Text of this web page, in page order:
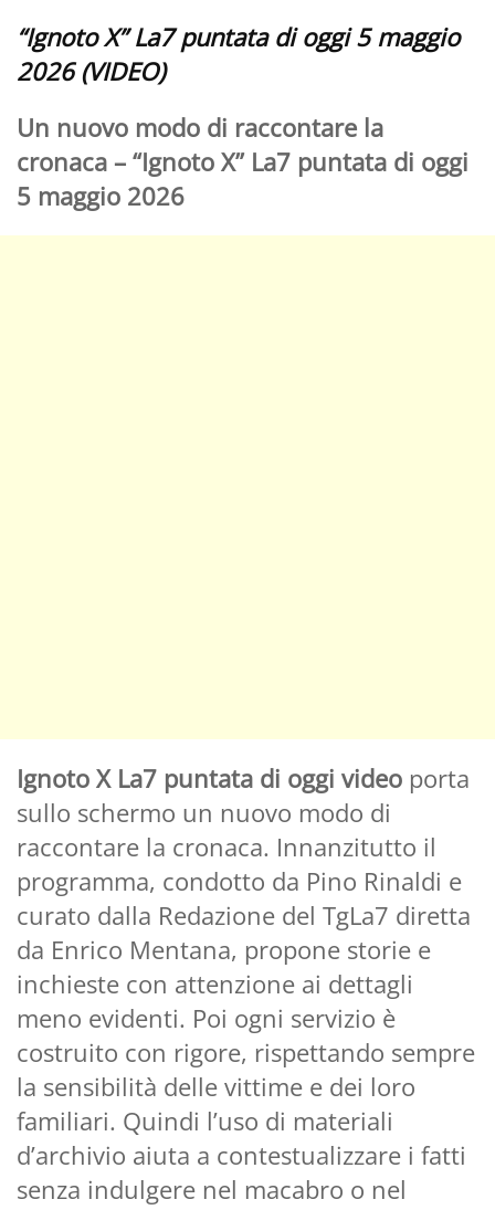
“Ignoto X” La7 puntata di oggi 5 maggio
2026 (VIDEO)
Un nuovo modo di raccontare la
cronaca – “Ignoto X” La7 puntata di oggi
5 maggio 2026
Ignoto X La7 puntata di oggi video porta
sullo schermo un nuovo modo di
raccontare la cronaca. Innanzitutto il
programma, condotto da Pino Rinaldi e
curato dalla Redazione del TgLa7 diretta
da Enrico Mentana, propone storie e
inchieste con attenzione ai dettagli
meno evidenti. Poi ogni servizio è
costruito con rigore, rispettando sempre
la sensibilità delle vittime e dei loro
familiari. Quindi l’uso di materiali
d’archivio aiuta a contestualizzare i fatti
senza indulgere nel macabro o nel